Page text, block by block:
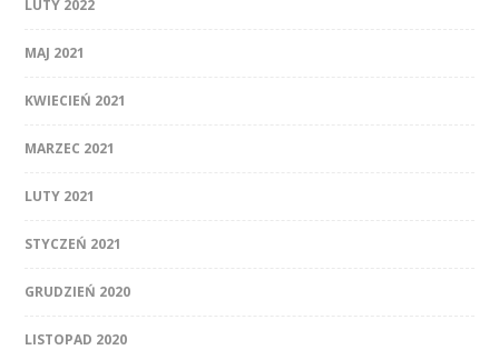
LUTY 2022
MAJ 2021
KWIECIEŃ 2021
MARZEC 2021
LUTY 2021
STYCZEŃ 2021
GRUDZIEŃ 2020
LISTOPAD 2020